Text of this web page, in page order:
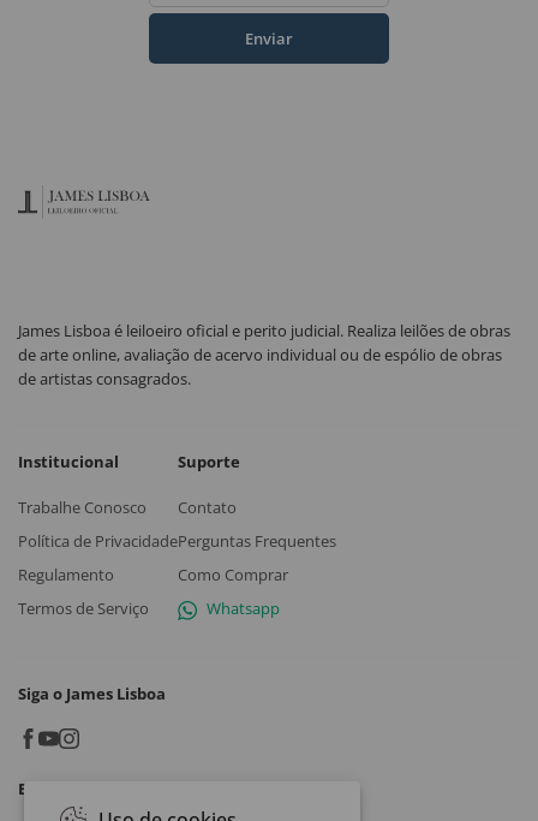
Enviar
James Lisboa é leiloeiro oficial e perito judicial. Realiza leilões de obras
de arte online, avaliação de acervo individual ou de espólio de obras
de artistas consagrados.
Institucional
Trabalhe Conosco
Política de Privacidade
Regulamento
Termos de Serviço
Suporte
Contato
Perguntas Frequentes
Como Comprar
Whatsapp
Siga o James Lisboa
Baixe o App